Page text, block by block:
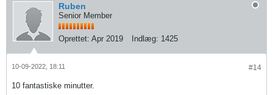
Ruben
Senior Member
Oprettet: Apr 2019 Indlæg: 1425
#14
10-09-2022, 18:11
10 fantastiske minutter.